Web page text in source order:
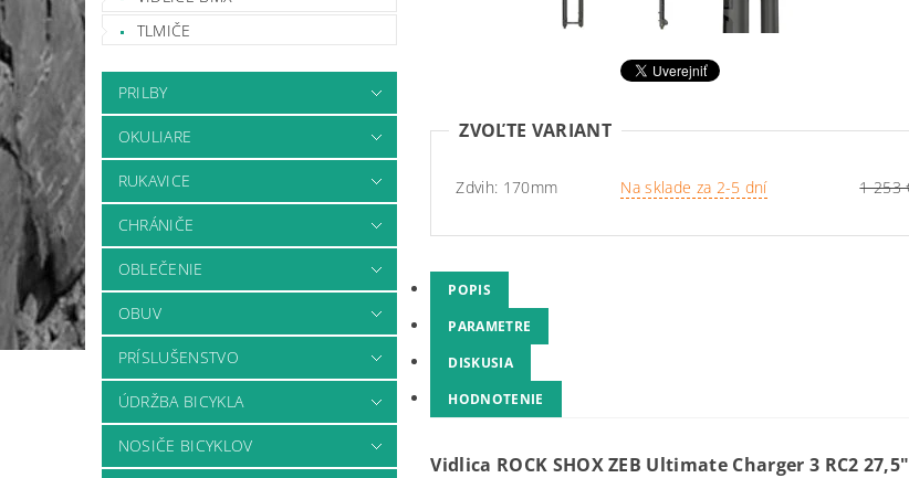
TLMIČE
PRILBY
OKULIARE
RUKAVICE
CHRÁNIČE
OBLEČENIE
OBUV
PRÍSLUŠENSTVO
ÚDRŽBA BICYKLA
NOSIČE BICYKLOV
ZVOĽTE VARIANT
Zdvih: 170mm Na sklade za 2-5 dní 1 253
POPIS
PARAMETRE
DISKUSIA
HODNOTENIE
Vidlica ROCK SHOX ZEB Ultimate Charger 3 RC2